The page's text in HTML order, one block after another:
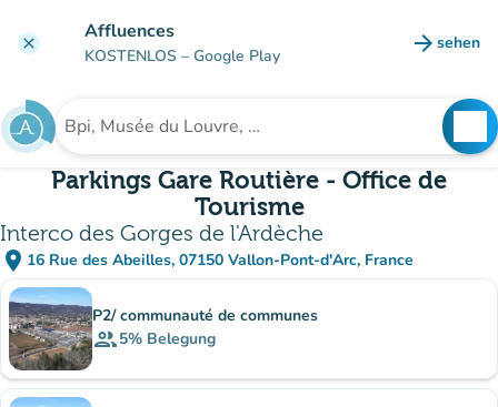
clear Affluences
KOSTENLOS – Google Play arrow_forward sehen
(new
Suche nach einer Einrichtung
Parkings Gare Routière - Office de
Tourisme
Interco des Gorges de l'Ardèche
place 16 Rue des Abeilles, 07150 Vallon-Pont-d'Arc, France
(in Google Maps öffnen)
(new tab)
Unterinstitutionen
P2/ communauté de communes
group5% Belegung